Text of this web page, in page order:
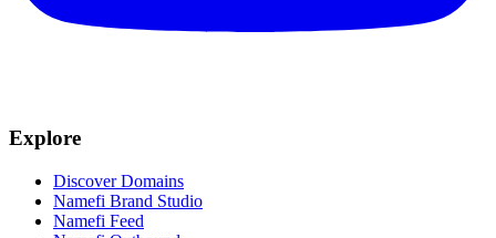
Explore
Discover Domains
Namefi Brand Studio
Namefi Feed